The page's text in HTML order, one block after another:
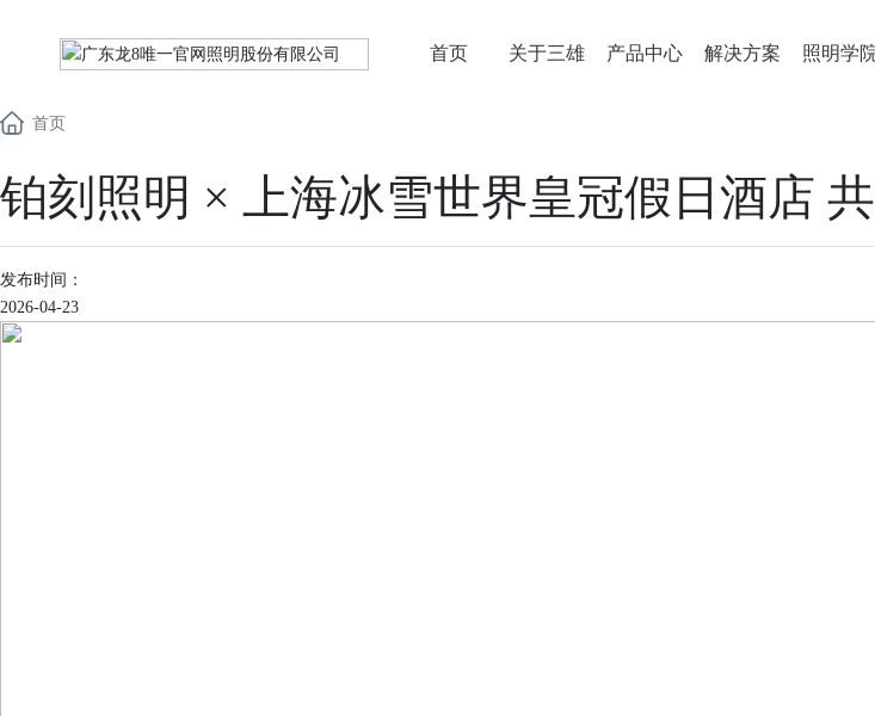
首页 关于三雄 产品中心 解决方案 照明学
设计有光
空间大师
首页
铂刻照明 × 上海冰雪世界皇冠假日酒店
发布时间：
2026-04-23